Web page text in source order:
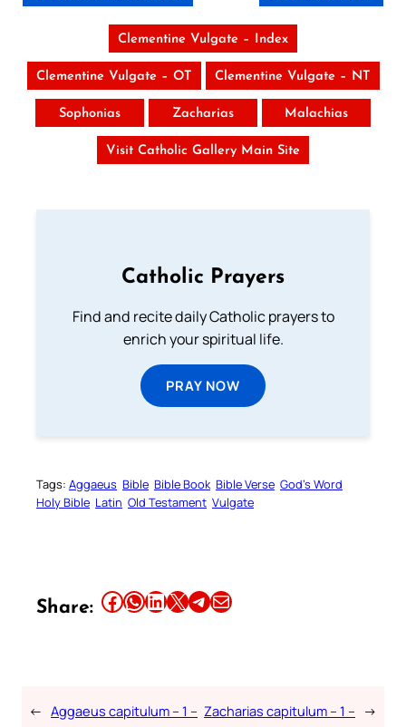
Clementine Vulgate – Index
Clementine Vulgate – OT Clementine Vulgate – NT
Sophonias Zacharias Malachias
Visit Catholic Gallery Main Site
Catholic Prayers
Find and recite daily Catholic prayers to
enrich your spiritual life.
PRAY NOW
Tags: Aggaeus Bible Bible Book Bible Verse God’s Word
Holy Bible Latin Old Testament Vulgate
Share: Share this article on Facebook Share this article on WhatsApp Share this article on LinkedIn Share this article on X Share this article on TelegramEmail this Article
← Aggaeus capitulum – 1 – Zacharias capitulum – 1 – →